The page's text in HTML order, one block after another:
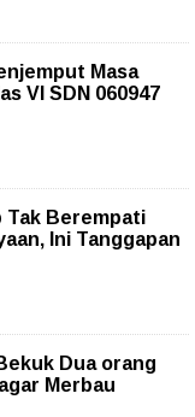
Masa
VI SDN 060947
Tak Berempati
Ini Tanggapan
Dua orang
Merbau